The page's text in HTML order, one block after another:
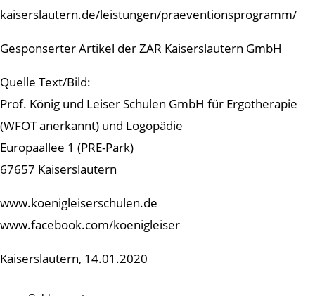
kaiserslautern.de/leistungen/praeventionsprogramm/
Gesponserter Artikel der ZAR Kaiserslautern GmbH
Quelle Text/Bild:
Prof. König und Leiser Schulen GmbH für Ergotherapie
(WFOT anerkannt) und Logopädie
Europaallee 1 (PRE-Park)
67657 Kaiserslautern
www.koenigleiserschulen.de
www.facebook.com/koenigleiser
Kaiserslautern, 14.01.2020